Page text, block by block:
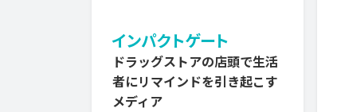
インパクトゲート
ドラッグストアの店頭で生活
者にリマインドを引き起こす
メディア